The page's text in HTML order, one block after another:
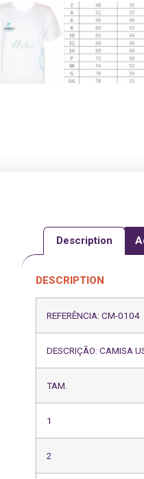
Description
DESCRIPTION
REFERÊNCIA: CM-0104
DESCRIÇÃO: CAMISA
TAM.
1
2